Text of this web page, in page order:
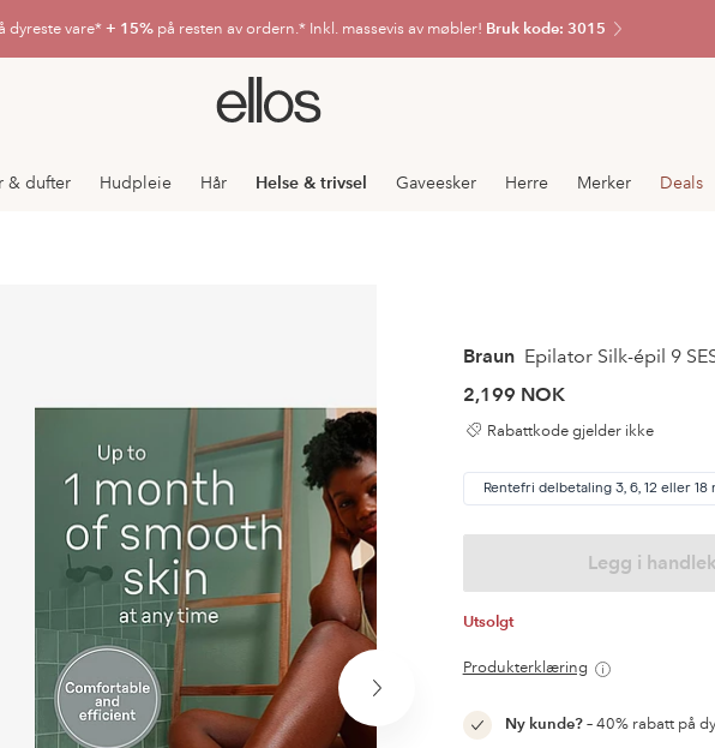
dyreste vare*+ 15% på resten av ordern.* Inkl. massevis av møbler! Bruk kode: 3015
Ellos
logo
gå
& dufter Hudpleie Hår Helse & trivsel Gaveesker Herre Merker Deals
Neste
produkt
Braun Epilator Silk-épil 9
2,199 NOK
Rabattkode gjelder ikke
Rentefri delbetaling 3, 6, 12 eller 18
Legg i
Utsolgt
Produkterklæring
Ny kunde?– 40% rabatt på